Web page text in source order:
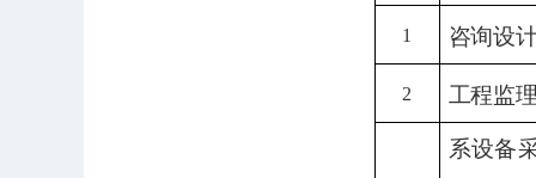
1 咨询设
2 工程监
系设备